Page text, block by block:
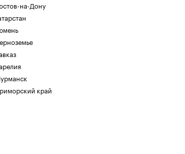
на-Дону
край